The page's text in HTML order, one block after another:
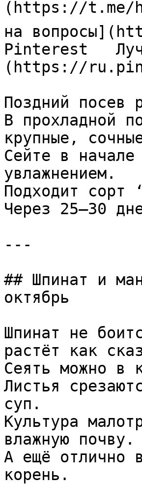
(https://t.me/
на
Pinterest
(https://
Поздний
В прохладной
крупные,
Сейте в
увлажнением.
Подходит сорт
Через 25–30
---
## Шпинат и
октябрь
Шпинат не
растёт как
Сеять можно в
Листья
суп.
Культура
влажную
А ещё отлично
корень.